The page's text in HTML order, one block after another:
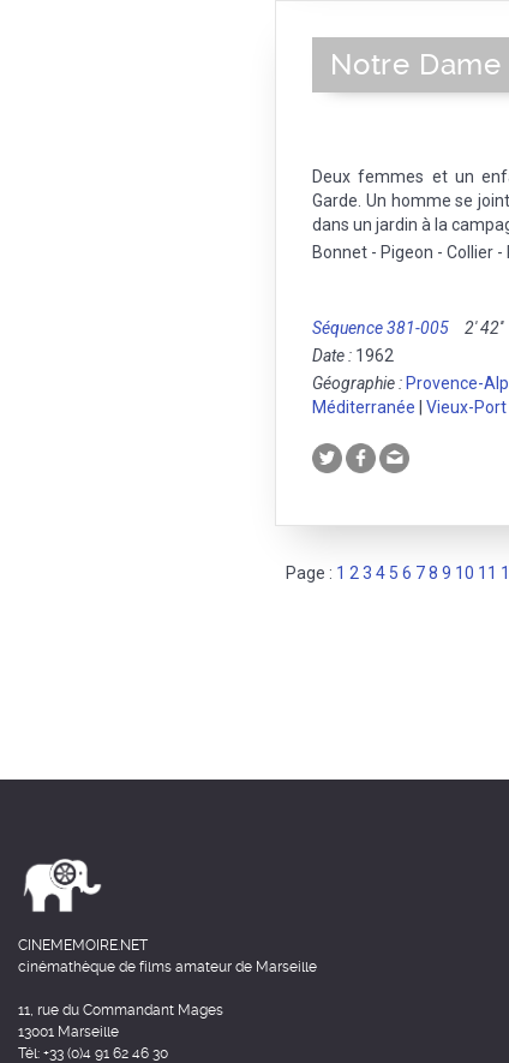
Notre
Deux femmes et un
Garde. Un homme se
dans un jardin à la
Bonnet - Pigeon - Collier -
Séquence 381-005 2' 42''
Date : 1962
Géographie : Provence-
Méditerranée
Vieux-Port
Page : 1 2 3 4 5 6 78 9 10 11
CINEMEMOIRE.NET
cinémathèque de films amateur de Marseille
11, rue du Commandant Mages
13001 Marseille
Tél: +33 (0)4 91 62 46 30